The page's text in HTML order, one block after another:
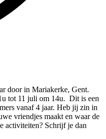
door in Mariakerke, Gent.
tot 11 juli om 14u. Dit is een
vanaf 4 jaar. Heb jij zin in
vriendjes maakt en waar de
activiteiten? Schrijf je dan